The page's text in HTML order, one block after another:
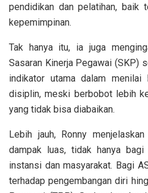
pendidikan dan pelatihan, baik
kepemimpinan.
Tak hanya itu, ia juga
Sasaran Kinerja Pegawai (SKP)
indikator utama dalam menilai
disiplin, meski berbobot lebih
yang tidak bisa diabaikan.
Lebih jauh, Ronny
dampak luas, tidak hanya
instansi dan masyarakat. Bagi
terhadap pengembangan diri